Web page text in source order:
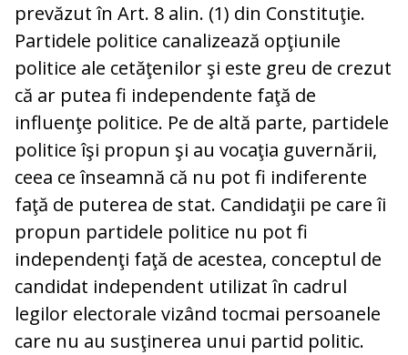
prevăzut în Art. 8 alin. (1) din Constituţie.
Partidele politice canalizează opţiunile
politice ale cetăţenilor şi este greu de crezut
că ar putea fi independente faţă de
influenţe politice. Pe de altă parte, partidele
politice îşi propun şi au vocaţia guvernării,
ceea ce înseamnă că nu pot fi indiferente
faţă de puterea de stat. Candidaţii pe care îi
propun partidele politice nu pot fi
independenţi faţă de acestea, conceptul de
candidat independent utilizat în cadrul
legilor electorale vizând tocmai persoanele
care nu au susţinerea unui partid politic.